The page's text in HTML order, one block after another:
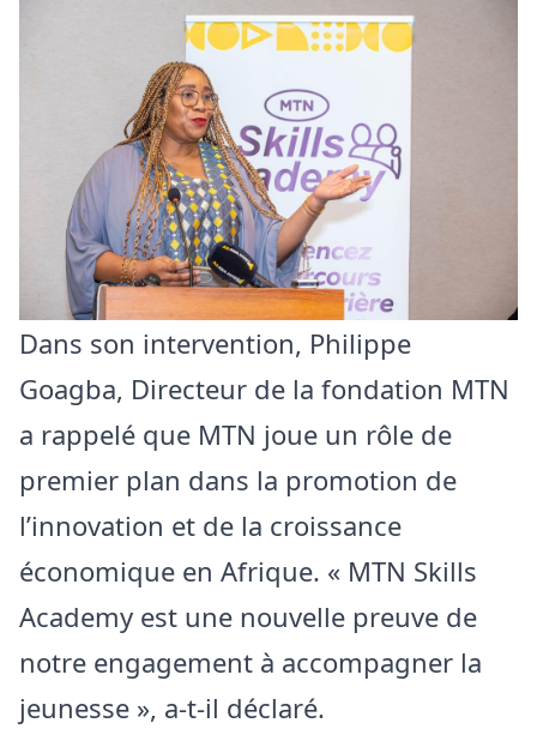
Dans son intervention, Philippe
Goagba, Directeur de la fondation MTN
a rappelé que MTN joue un rôle de
premier plan dans la promotion de
l’innovation et de la croissance
économique en Afrique. « MTN Skills
Academy est une nouvelle preuve de
notre engagement à accompagner la
jeunesse », a-t-il déclaré.